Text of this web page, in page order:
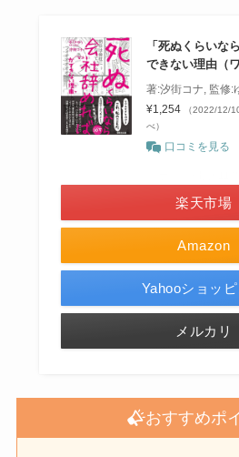
「死ぬくらいな
できない理由（ワ
著:汐街コナ, 監修:
¥1,254
（2022/12/
べ）
口コミを見る
Amazon
楽天市場
Yahooショッ
メルカリ
おすすめポ